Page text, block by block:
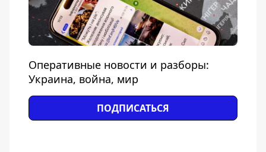
Оперативные новости и разборы:
Украина, война, мир
ПОДПИСАТЬСЯ